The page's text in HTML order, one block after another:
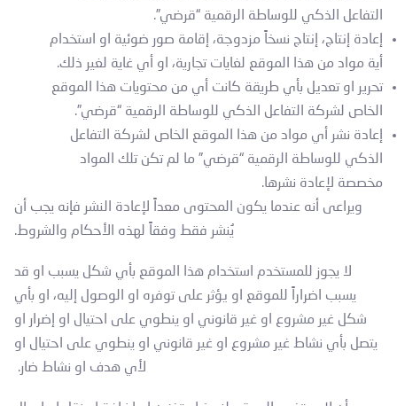
التفاعل الذكي للوساطة الرقمية “قرضي”.
إعادة إنتاج، إنتاج نسخاً مزدوجة، إقامة صور ضوئية او استخدام
أية مواد من هذا الموقع لغايات تجارية، او أي غاية لغير ذلك.
تحرير او تعديل بأي طريقة كانت أي من محتويات هذا الموقع
الخاص لشركة التفاعل الذكي للوساطة الرقمية “قرضي”.
إعادة نشر أي مواد من هذا الموقع الخاص لشركة التفاعل
الذكي للوساطة الرقمية “قرضي” ما لم تكن تلك المواد
مخصصة لإعادة نشرها.
ويراعى أنه عندما يكون المحتوى معداً لإعادة النشر فإنه يجب أن
يُنشر فقط وفقاً لهذه الأحكام والشروط.
لا يجوز للمستخدم استخدام هذا الموقع بأي شكل يسبب او قد
يسبب اضراراً للموقع او يؤثر على توفره او الوصول إليه، او بأي
شكل غير مشروع او غير قانوني او ينطوي على احتيال او إضرار او
يتصل بأي نشاط غير مشروع او غير قانوني او ينطوي على احتيال او
لأي هدف او نشاط ضار.